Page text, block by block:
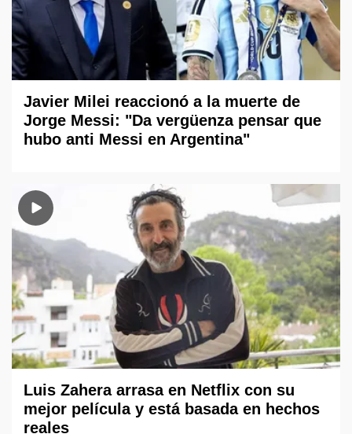
Javier Milei reaccionó a la muerte de
Jorge Messi: "Da vergüenza pensar que
hubo anti Messi en Argentina"
Luis Zahera arrasa en Netflix con su
mejor película y está basada en hechos
reales